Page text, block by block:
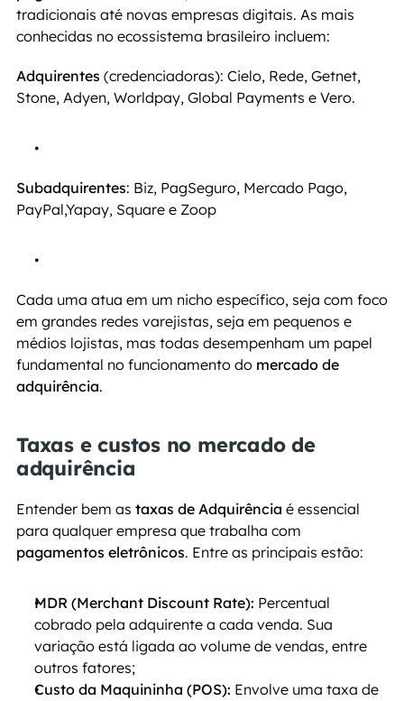
tradicionais até novas empresas digitais. As mais
conhecidas no ecossistema brasileiro incluem:
Adquirentes (credenciadoras): Cielo, Rede, Getnet,
Stone, Adyen, Worldpay, Global Payments e Vero.
Subadquirentes: Biz, PagSeguro, Mercado Pago,
PayPal,Yapay, Square e Zoop
Cada uma atua em um nicho específico, seja com foco
em grandes redes varejistas, seja em pequenos e
médios lojistas, mas todas desempenham um papel
fundamental no funcionamento do mercado de
adquirência.
Taxas e custos no mercado de
adquirência
Entender bem as taxas de Adquirência é essencial
para qualquer empresa que trabalha com
pagamentos eletrônicos. Entre as principais estão:
MDR (Merchant Discount Rate): Percentual
cobrado pela adquirente a cada venda. Sua
variação está ligada ao volume de vendas, entre
outros fatores;
Custo da Maquininha (POS): Envolve uma taxa de